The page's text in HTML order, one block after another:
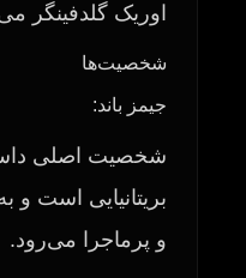
اوریک گلدفینگر
شخصیت‌ها
جیمز باند:
شخصیت اصلی
بریتانیایی است
و پرماجرا می‌رود.